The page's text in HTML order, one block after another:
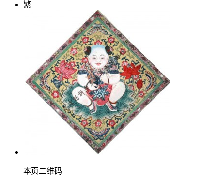
繁
本页二维码